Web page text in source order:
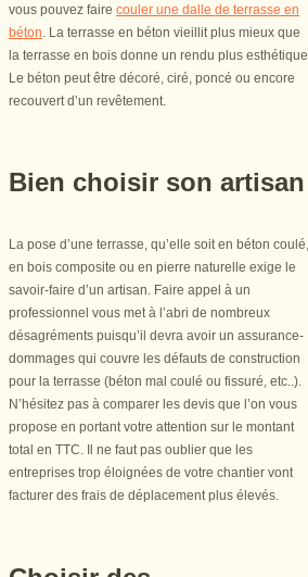
vous pouvez faire couler une dalle de terrasse en
béton . La terrasse en béton vieillit plus mieux que
la terrasse en bois donne un rendu plus esthétique.
Le béton peut être décoré, ciré, poncé ou encore
recouvert d’un revêtement.
Bien choisir son artisan
La pose d’une terrasse, qu’elle soit en béton coulé,
en bois composite ou en pierre naturelle exige le
savoir-faire d’un artisan. Faire appel à un
professionnel vous met à l’abri de nombreux
désagréments puisqu’il devra avoir un assurance-
dommages qui couvre les défauts de construction
pour la terrasse (béton mal coulé ou fissuré, etc..).
N’hésitez pas à comparer les devis que l’on vous
propose en portant votre attention sur le montant
total en TTC. Il ne faut pas oublier que les
entreprises trop éloignées de votre chantier vont
facturer des frais de déplacement plus élevés.